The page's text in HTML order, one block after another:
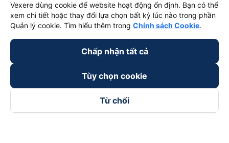
Vexere dùng cookie để website hoạt động ổn định. Bạn có thể
xem chi tiết hoặc thay đổi lựa chọn bất kỳ lúc nào trong phần
Quản lý cookie. Tìm hiểu thêm trong Chính sách Cookie.
Chấp nhận tất cả
Tùy chọn cookie
Từ chối